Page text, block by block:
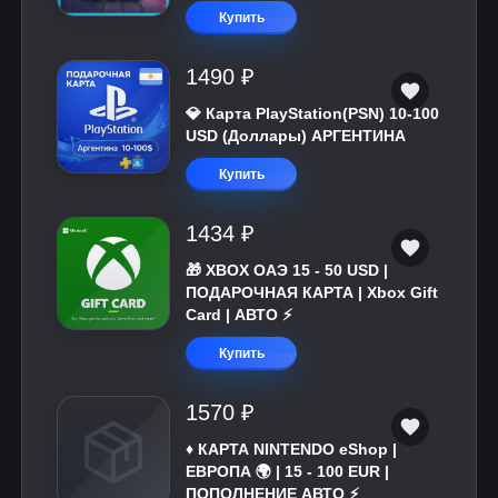
Купить
1490 ₽
💎 Карта PlayStation(PSN) 10-100
USD (Доллары) АРГЕНТИНА
Купить
1434 ₽
🎁 XBOX ОАЭ 15 - 50 USD |
ПОДАРОЧНАЯ КАРТА | Xbox Gift
Card | АВТО ⚡
Купить
1570 ₽
♦️ КАРТА NINTENDO eShop |
ЕВРОПА 🌍 | 15 - 100 EUR |
ПОПОЛНЕНИЕ АВТО ⚡